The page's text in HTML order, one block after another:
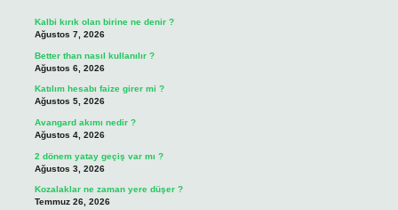
Kalbi kırık olan birine ne denir ?
Ağustos 7, 2026
Better than nasıl kullanılır ?
Ağustos 6, 2026
Katılım hesabı faize girer mi ?
Ağustos 5, 2026
Avangard akımı nedir ?
Ağustos 4, 2026
2 dönem yatay geçiş var mı ?
Ağustos 3, 2026
Kozalaklar ne zaman yere düşer ?
Temmuz 26, 2026